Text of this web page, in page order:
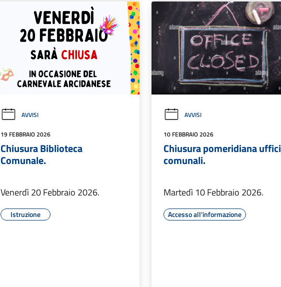
AVVISI
19 FEBBRAIO 2026
Chiusura Biblioteca
Comunale.
Venerdì 20 Febbraio 2026.
Istruzione
AVVISI
10 FEBBRAIO 2026
Chiusura pomeridiana uffici
comunali.
Martedì 10 Febbraio 2026.
Accesso all'informazione